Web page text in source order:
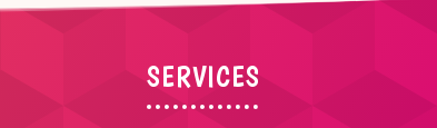
SERVICES